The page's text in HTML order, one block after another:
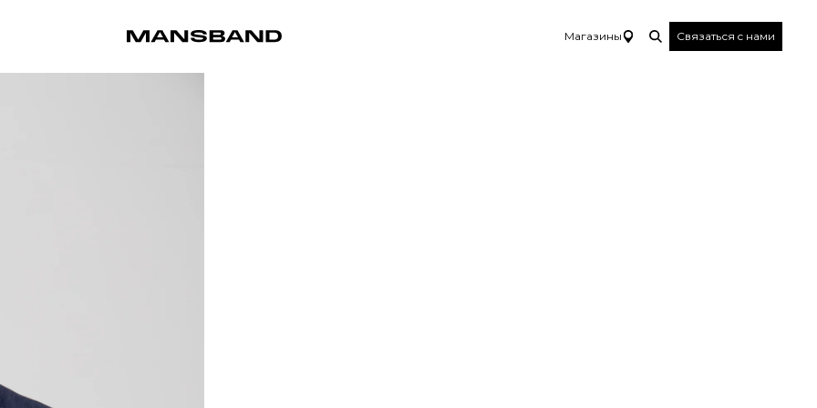
Магазины Связаться c нами